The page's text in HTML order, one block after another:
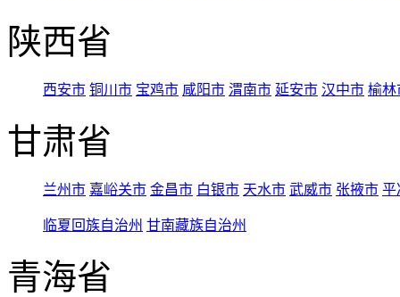
陕西省
西安市 铜川市 宝鸡市 咸阳市 渭南市 延安市 汉中市 榆林
甘肃省
兰州市 嘉峪关市 金昌市 白银市 天水市 武威市 张掖市 平
临夏回族自治州 甘南藏族自治州
青海省